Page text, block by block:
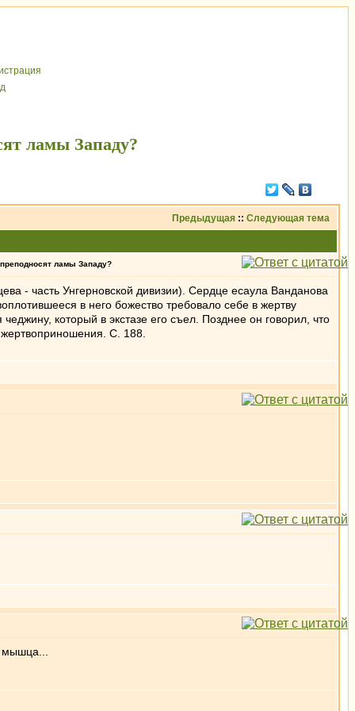
ламы Западу?
Предыдущая :: Следующая тема
преподносят ламы Западу?
- часть Унгерновской дивизии). Сердце есаула Ванданова
в него божество требовало себе в жертву
который в экстазе его съел. Позднее он говорил, что
С. 188.